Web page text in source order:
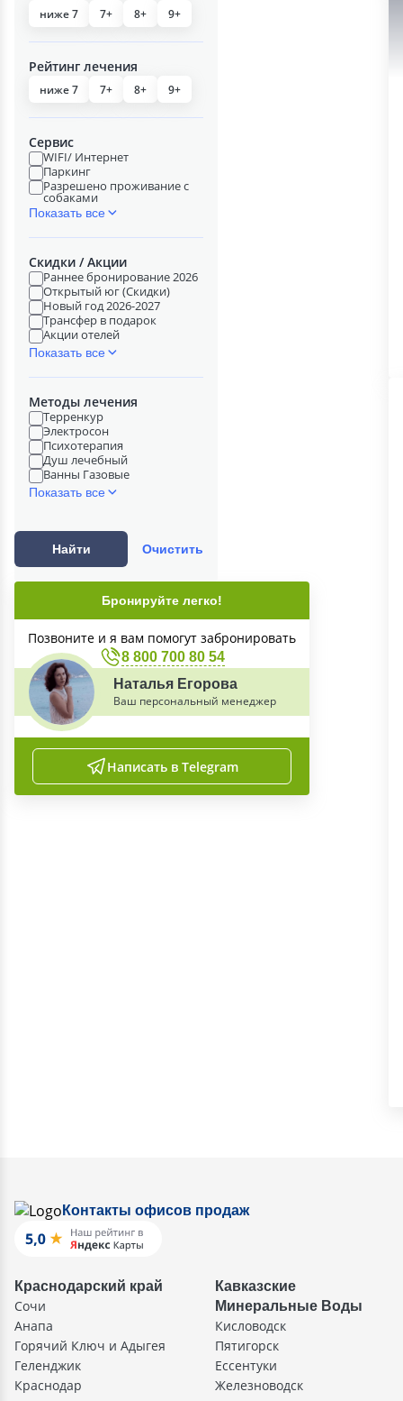
ниже 7 7+ 8+ 9+
Рейтинг лечения
ниже 7 7+ 8+ 9+
Сервис
WIFI/ Интернет
Паркинг
Разрешено проживание с
собаками
Показать все
Скидки / Акции
Раннее бронирование 2026
Открытый юг (Скидки)
Новый год 2026-2027
Трансфер в подарок
Акции отелей
Показать все
Методы лечения
Терренкур
Электросон
Психотерапия
Душ лечебный
Ванны Газовые
Показать все
Найти Очистить
Бронируйте легко!
Позвоните и я вам помогут забронировать
8 800 700 80 54
Наталья Егорова
Ваш персональный менеджер
Написать в Telegram
Контакты офисов продаж
Краснодарский край
Сочи
Анапа
Горячий Ключ и Адыгея
Геленджик
Краснодар
Кавказские
Минеральные Воды
Кисловодск
Пятигорск
Ессентуки
Железноводск